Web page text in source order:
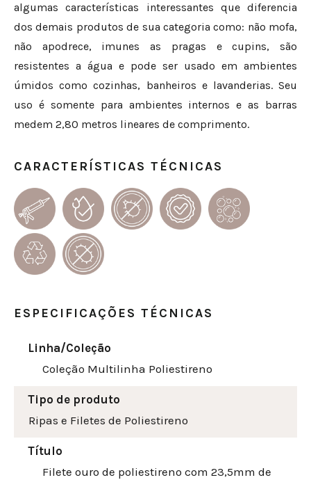
algumas características interessantes que diferencia
dos demais produtos de sua categoria como: não mofa,
não apodrece, imunes as pragas e cupins, são
resistentes a água e pode ser usado em ambientes
úmidos como cozinhas, banheiros e lavanderias. Seu
uso é somente para ambientes internos e as barras
medem 2,80 metros lineares de comprimento.
CARACTERÍSTICAS TÉCNICAS
ESPECIFICAÇÕES TÉCNICAS
Linha/Coleção
Coleção Multilinha Poliestireno
Tipo de produto
Ripas e Filetes de Poliestireno
Título
Filete ouro de poliestireno com 23,5mm de